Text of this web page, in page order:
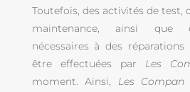
Toutefois, des activités de test,
maintenance, ainsi que
nécessaires à des
être effectuées par Les
moment. Ainsi, Les Compan